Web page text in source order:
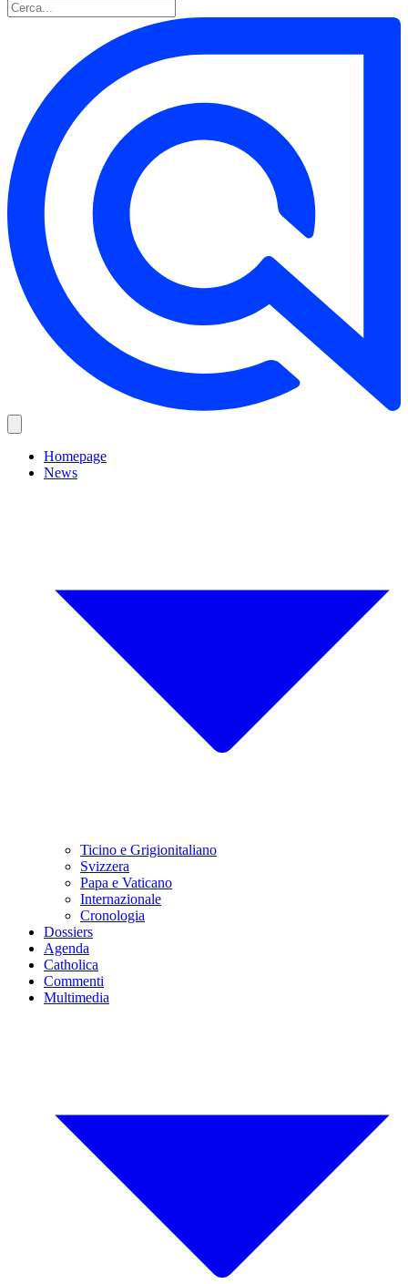
Homepage
News
Ticino e Grigionitaliano
Svizzera
Papa e Vaticano
Internazionale
Cronologia
Dossiers
Agenda
Catholica
Commenti
Multimedia